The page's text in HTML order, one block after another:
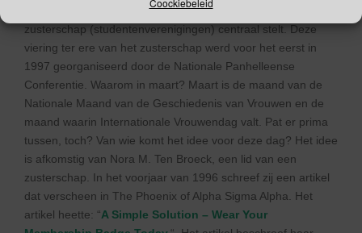
Coockiebeleid
International Badge Dayis een dag waarop men het
zusterschap (studentenverenigingen) centraal stelt. Deze
viering ter ere van het zusterschap werd voor het eerst in
1997 georganiseerd door de Nationale Panhelleense
Conferentie. Waarom in maart? Maart is de maand van de
Nationale Maand van de Geschiedenis van Vrouwen en de
maand waarin Internationale Vrouwendag valt. Pat er prima
tussen, toch? Van wie komt het idee voor deze dag? Het idee
is afkomstig van Nora M. Ten Broeck, een lid van een
zusterschap. In het voorjaar van 1996 schreef zij een artikel
dat verscheen in The Phoenix of Alpha Sigma Alpha. Het
artikel heette: “A Simple Solution – Wear Your